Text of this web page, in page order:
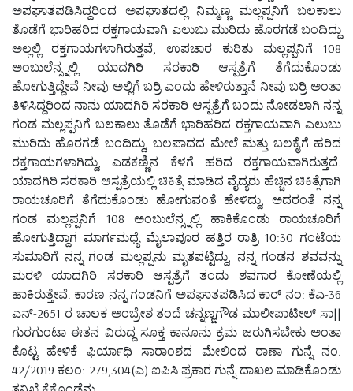
ಅಪಘಾತಪಡಿಸಿದ್ದರಿಂದ ಅಪಘಾತದಲ್ಲಿ ನಿಮ್ಮಣ್ಣ ಮಲ್ಲಪ್ಪನಿಗೆ ಬಲಕಾಲು
ತೊಡೆಗೆ ಭಾರಿಹರಿದ ರಕ್ತಗಾಯವಾಗಿ ಎಲುಬು ಮುರಿದು ಹೊರಗಡೆ ಬಂದಿದ್ದು
ಅಲ್ಲಲ್ಲಿ ರಕ್ತಗಾಯಗಳಾಗಿರುತ್ತವೆ, ಉಪಚಾರ ಕುರಿತು ಮಲ್ಲಪ್ಪನಿಗೆ 108
ಅಂಬುಲೆನ್ಸ್ನಲ್ಲಿ ಯಾದಗಿರಿ ಸರಕಾರಿ ಆಸ್ಪತ್ರೆಗೆ ತೆಗೆದುಕೊಂಡು
ಹೋಗುತ್ತಿದ್ದೇವೆ ನೀವು ಅಲ್ಲಿಗೆ ಬರ್ರಿ ಎಂದು ಹೇಳಿರುತ್ತಾನೆ ನೀವು ಬರ್ರಿ ಅಂತಾ
ತಿಳಿಸಿದ್ದರಿಂದ ನಾನು ಯಾದಗಿರಿ ಸರಕಾರಿ ಆಸ್ಪತ್ರೆಗೆ ಬಂದು ನೋಡಲಾಗಿ ನನ್ನ
ಗಂಡ ಮಲ್ಲಪ್ಪನಿಗೆ ಬಲಕಾಲು ತೊಡೆಗೆ ಭಾರಿಹರಿದ ರಕ್ತಗಾಯವಾಗಿ ಎಲುಬು
ಮುರಿದು ಹೊರಗಡೆ ಬಂದಿದ್ದು, ಬಲಪಾದದ ಮೇಲೆ ಮತ್ತು ಬಲಕೈಗೆ ಹರಿದ
ರಕ್ತಗಾಯಗಳಾಗಿದ್ದು, ಎಡಕಣ್ಣಿನ ಕೆಳಗೆ ಹರಿದ ರಕ್ತಗಾಯವಾಗಿರುತ್ತದೆ.
ಯಾದಗಿರಿ ಸರಕಾರಿ ಆಸ್ಪತ್ರೆಯಲ್ಲಿ ಚಿಕಿತ್ಸೆ ಮಾಡಿದ ವೈದ್ಯರು ಹೆಚ್ಚಿನ ಚಿಕಿತ್ಸೆಗಾಗಿ
ರಾಯಚೂರಿಗೆ ತೆಗೆದುಕೊಂಡು ಹೋಗುವಂತೆ ಹೇಳಿದ್ದು, ಅದರಂತೆ ನನ್ನ
ಗಂಡ ಮಲ್ಲಪ್ಪನಿಗೆ 108 ಅಂಬುಲೆನ್ಸ್ನಲ್ಲಿ ಹಾಕಿಕೊಂಡು ರಾಯಚೂರಿಗೆ
ಹೋಗುತ್ತಿದ್ದಾಗ ಮಾರ್ಗಮಧ್ಯೆ ಮೈಲಾಪೂರ ಹತ್ತಿರ ರಾತ್ರಿ 10:30 ಗಂಟೆಯ
ಸುಮಾರಿಗೆ ನನ್ನ ಗಂಡ ಮಲ್ಲಪ್ಪನು ಮೃತಪಟ್ಟಿದ್ದು, ನನ್ನ ಗಂಡನ ಶವವನ್ನು
ಮರಳಿ ಯಾದಗಿರಿ ಸರಕಾರಿ ಆಸ್ಪತ್ರೆಗೆ ತಂದು ಶವಗಾರ ಕೋಣೆಯಲ್ಲಿ
ಹಾಕಿರುತ್ತೇವೆ. ಕಾರಣ ನನ್ನ ಗಂಡನಿಗೆ ಅಪಘಾತಪಡಿಸಿದ ಕಾರ್ ನಂ: ಕೆಎ-36
ಎನ್-2651 ರ ಚಾಲಕ ಅಂಬ್ರೇಶ ತಂದೆ ಚನ್ನಣ್ಣಗೌಡ ಮಾಲೀಪಾಟೀಲ್ ಸಾ||
ಗುರಗುಂಟಾ ಈತನ ವಿರುದ್ದ ಸೂಕ್ತ ಕಾನೂನು ಕ್ರಮ ಜರುಗಿಸಬೇಕು ಅಂತಾ
ಕೊಟ್ಟ ಹೇಳಿಕೆ ಫಿರ್ಯಾಧಿ ಸಾರಾಂಶದ ಮೇಲಿಂದ ಠಾಣಾ ಗುನ್ನೆ ನಂ.
42/2019 ಕಲಂ: 279,304(ಎ) ಐಪಿಸಿ ಪ್ರಕಾರ ಗುನ್ನೆ ದಾಖಲ ಮಾಡಿಕೊಂಡು